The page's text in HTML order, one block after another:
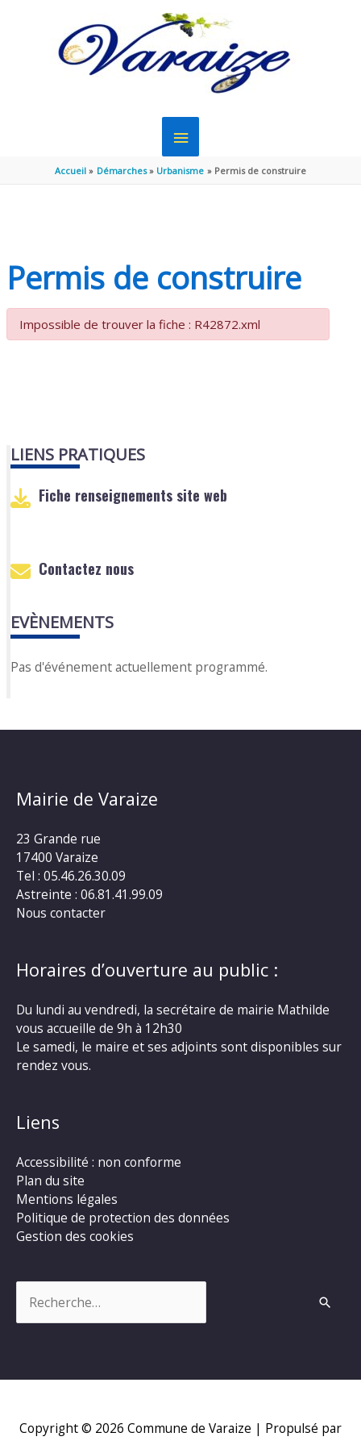
MENU
PRINCIPAL
Accueil Démarches Urbanisme Permis de construire
Permis de construire
Impossible de trouver la fiche : R42872.xml
LIENS PRATIQUES
Fiche renseignements site web
Contactez nous
EVÈNEMENTS
Pas d'événement actuellement programmé.
Mairie de Varaize
23 Grande rue
17400 Varaize
Tel : 05.46.26.30.09
Astreinte : 06.81.41.99.09
Nous contacter
Horaires d’ouverture au public :
Du lundi au vendredi, la secrétaire de mairie Mathilde
vous accueille de 9h à 12h30
Le samedi, le maire et ses adjoints sont disponibles sur
rendez vous.
Liens
Accessibilité : non conforme
Plan du site
Mentions légales
Politique de protection des données
Gestion des cookies
Copyright © 2026 Commune de Varaize | Propulsé par